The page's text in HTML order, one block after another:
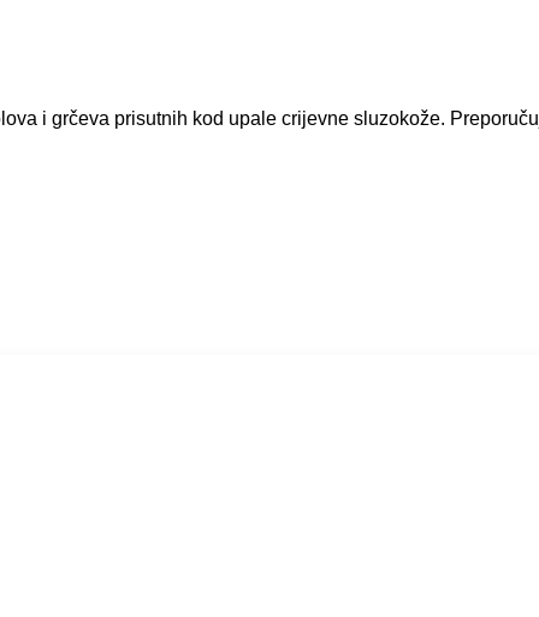
i grčeva prisutnih kod upale crijevne sluzokože.